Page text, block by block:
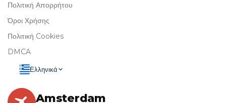
Πολιτική Απορρήτου
Όροι Χρήσης
Πολιτική Cookies
DMCA
Ελληνικά
Amsterdam